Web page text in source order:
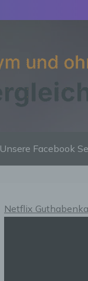
Unsere Facebook
Netflix